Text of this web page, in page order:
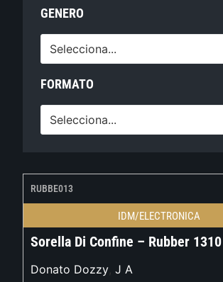
GENERO
Selecciona...
FORMATO
Selecciona...
RUBBE013
IDM/ELECTRONICA
Sorella Di Confine – Rubber 1310
Donato Dozzy, J A